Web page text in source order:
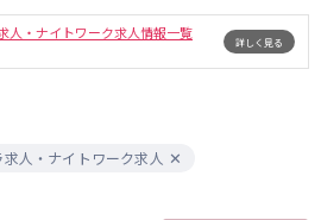
人・ナイトワーク求人情報一覧
詳しく見る
人・ナイトワーク求人
ミナミ
香里園・守口
京橋駅
)(京都～大阪)
高槻駅